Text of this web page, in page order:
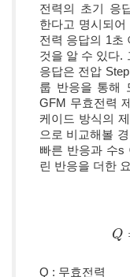
전력의 초기 응
한다고 명시되
전력 응답의 1초
것을 알 수 있다.
응답은 전압
룹 반응을 통해
GFM 무효전력
케이드 방식의
으로 비교해볼
빠른 반응과 수s
린 반응을 더한
Q
Q=
Q : 무효전력